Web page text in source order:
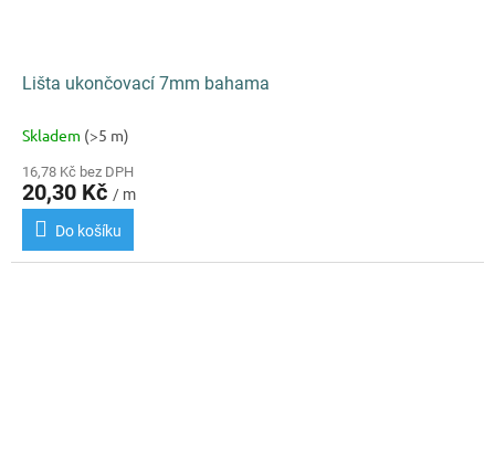
Lišta ukončovací 7mm bahama
Skladem (>5 m)
16,78 Kč bez DPH
20,30 Kč / m
Do košíku